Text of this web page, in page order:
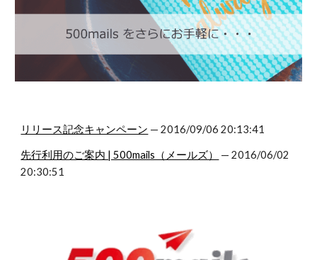
リリース記念キャンペーン — 2016/09/06 20:13:41
先行利用のご案内 | 500mails（メールズ）
— 2016/06/02
20:30:51